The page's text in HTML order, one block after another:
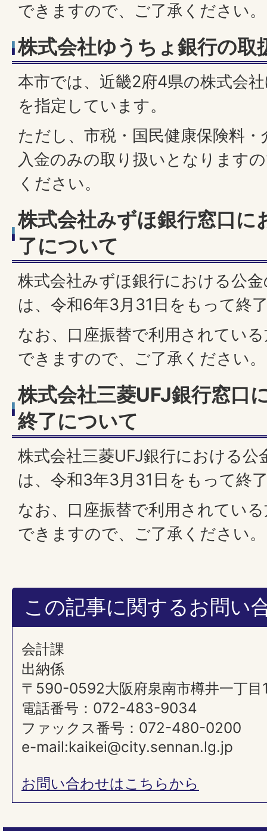
できますので、ご了承ください。
株式会社ゆうちょ銀行の取
本市では、近畿2府4県の株式会
を指定しています。
ただし、市税・国民健康保険料
入金のみの取り扱いとなります
ください。
株式会社みずほ銀行窓口に
了について
株式会社みずほ銀行における公
は、令和6年3月31日をもって終
なお、口座振替で利用されてい
できますので、ご了承ください。
株式会社三菱UFJ銀行窓口
終了について
株式会社三菱UFJ銀行における
は、令和3年3月31日をもって終
なお、口座振替で利用されてい
できますので、ご了承ください。
この記事に関するお問い
会計課
出納係
〒590-0592大阪府泉南市樽井一丁目
電話番号：072-483-9034
ファックス番号：072-480-0200
e-mail:kaikei@city.sennan.lg.jp
お問い合わせはこちらから